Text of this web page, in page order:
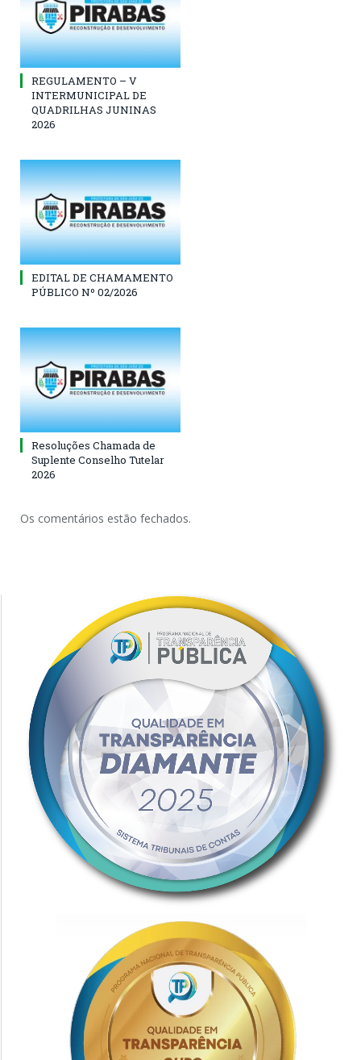
REGULAMENTO – V
INTERMUNICIPAL DE
QUADRILHAS JUNINAS
2026
EDITAL DE CHAMAMENTO
PÚBLICO Nº 02/2026
Resoluções Chamada de
Suplente Conselho Tutelar
2026
Os comentários estão fechados.